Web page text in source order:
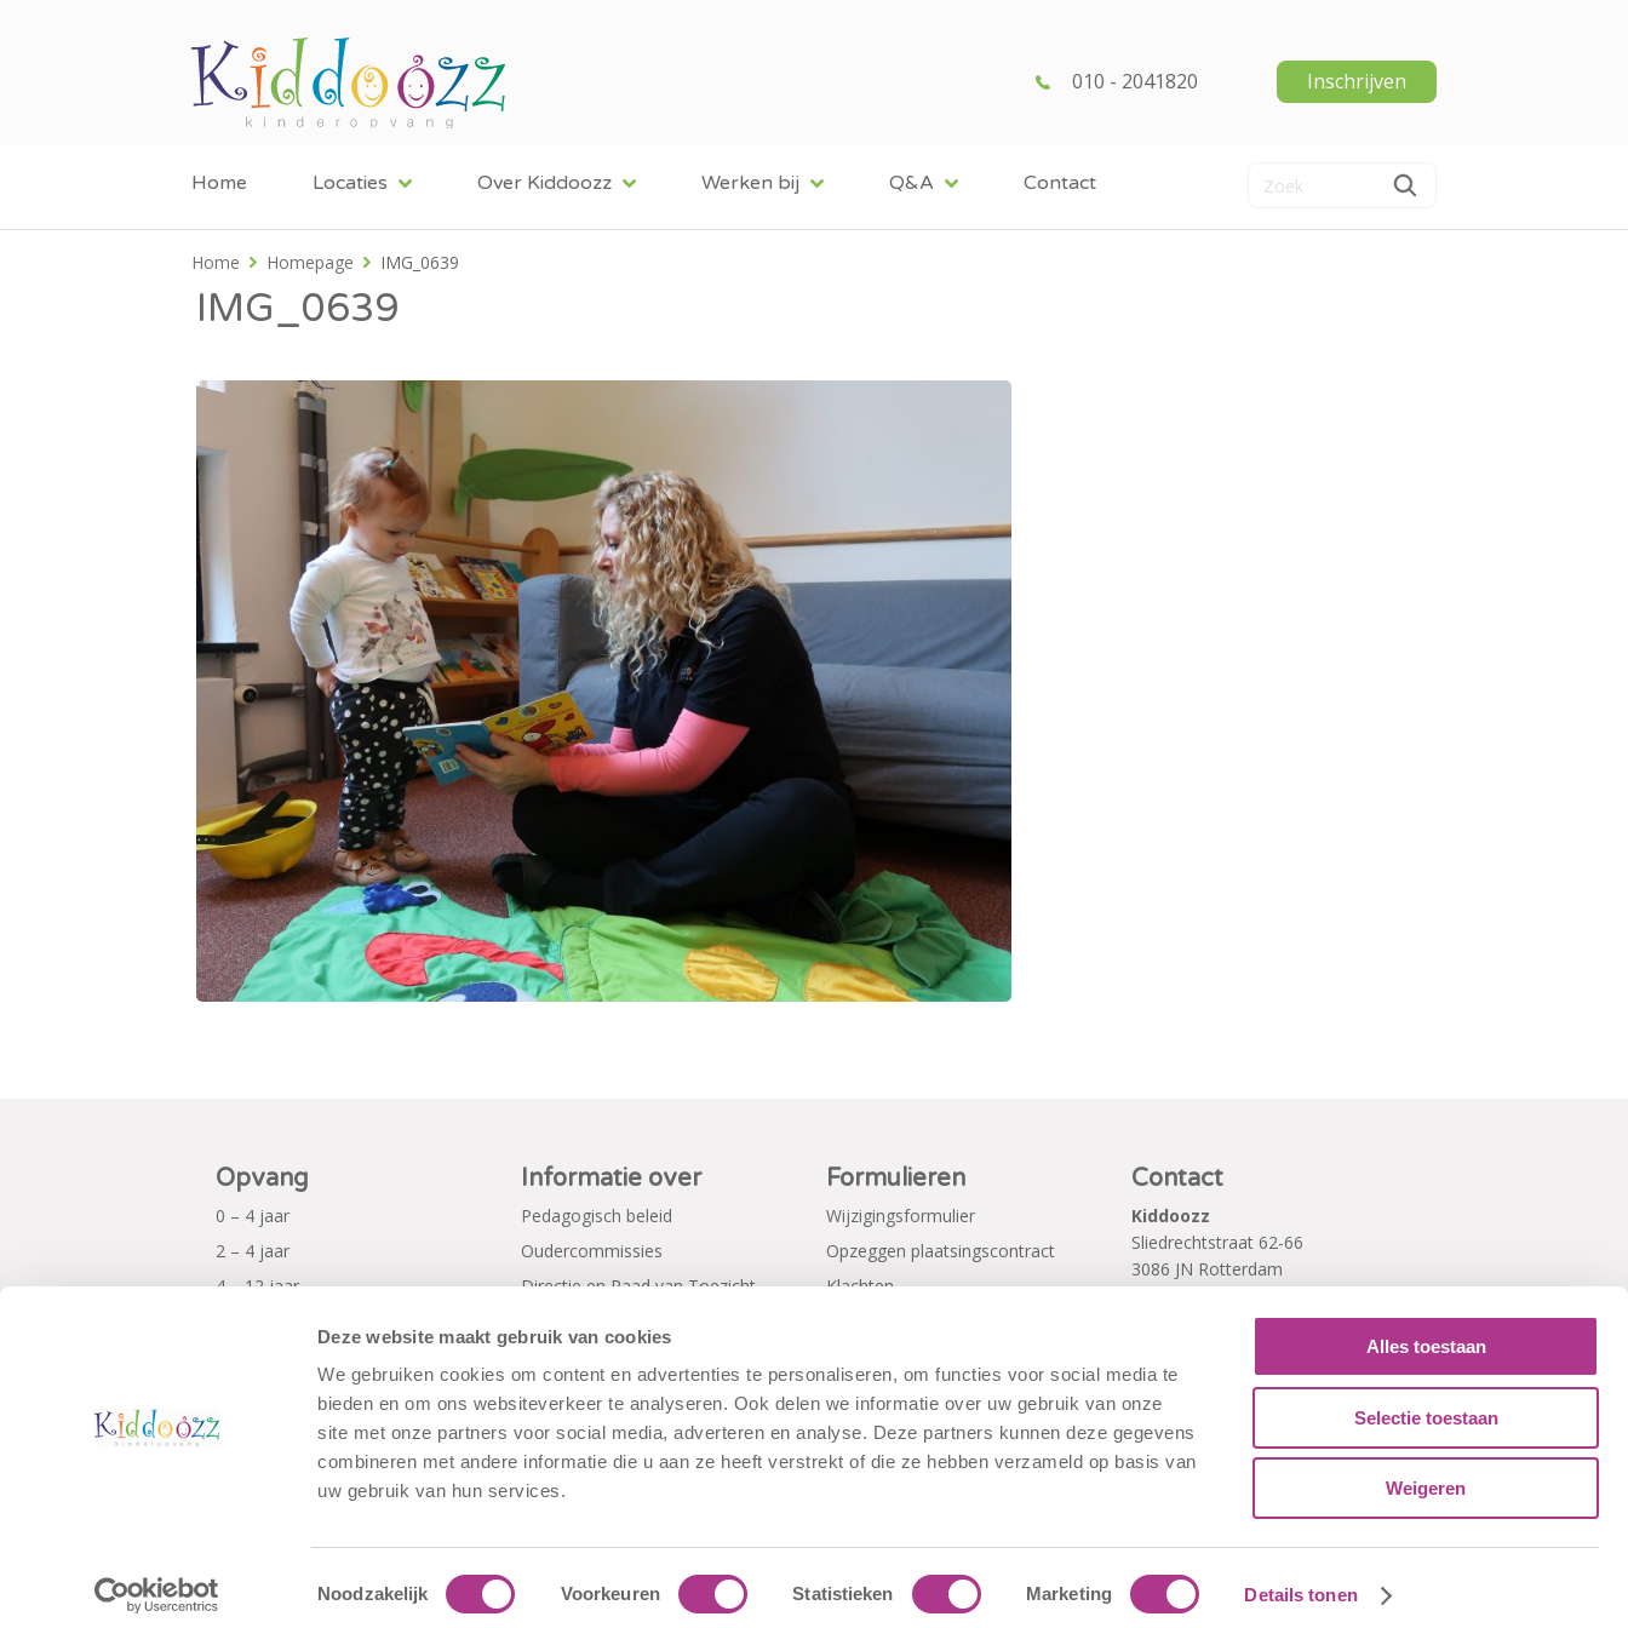
Deze website maakt gebruik van cookies
We gebruiken cookies om content en advertenties te personaliseren, om functies voor social media te
bieden en om ons websiteverkeer te analyseren. Ook delen we informatie over uw gebruik van onze
site met onze partners voor social media, adverteren en analyse. Deze partners kunnen deze gegevens
combineren met andere informatie die u aan ze heeft verstrekt of die ze hebben verzameld op basis van
uw gebruik van hun services.
Toestemmingsselectie
Noodzakelijk Voorkeuren Statistieken Marketing Details tonen
Alles toestaan
Selectie toestaan
Weigeren
010 - 2041820 Inschrijven
Home Locaties Over Kiddoozz Werken bij Q&A Contact
Home Homepage IMG_0639
IMG_0639
Opvang
0 – 4 jaar
2 – 4 jaar
4 – 12 jaar
Informatie over
Pedagogisch beleid
Oudercommissies
Directie en Raad van Toezicht
Formulieren
Wijzigingsformulier
Opzeggen plaatsingscontract
Klachten
Contact
Kiddoozz
Sliedrechtstraat 62-66
3086 JN Rotterdam
© Copyright - Kiddoozz Algemene Voorwaarden|Disclaimer | Cookiebeleid